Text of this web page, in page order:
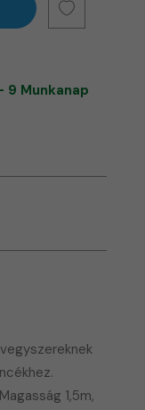
1,5m,
9 Munkanap